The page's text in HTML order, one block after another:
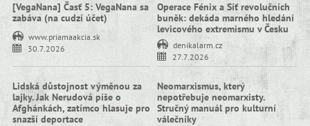
[VegaNana] Časť 5: VegaNana sa
zabáva (na cudzí účet)
www.priamaakcia.sk
30.7.2026
Operace Fénix a Síť revolučních
buněk: dekáda marného hledání
levicového extremismu v Česku
denikalarm.cz
27.7.2026
Lidská důstojnost výměnou za
lajky. Jak Nerudová píše o
Afghánkách, zatímco hlasuje pro
snazší deportace
Neomarxismus, který
nepotřebuje neomarxisty.
Stručný manuál pro kulturní
válečníky